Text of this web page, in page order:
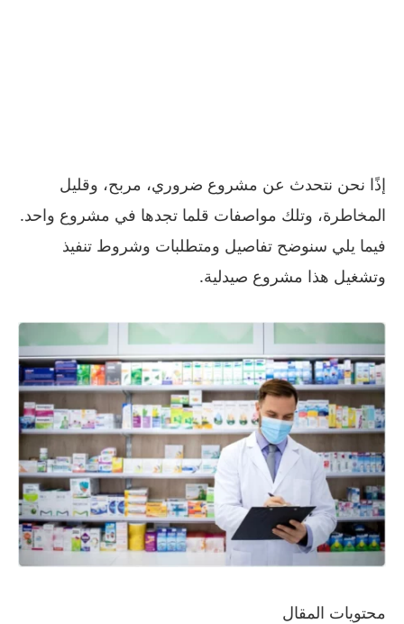
إذًا نحن نتحدث عن مشروع ضروري، مربح، وقليل
المخاطرة، وتلك مواصفات قلما تجدها في مشروع واحد.
فيما يلي سنوضح تفاصيل ومتطلبات وشروط تنفيذ
وتشغيل هذا مشروع صيدلية.
محتويات المقال